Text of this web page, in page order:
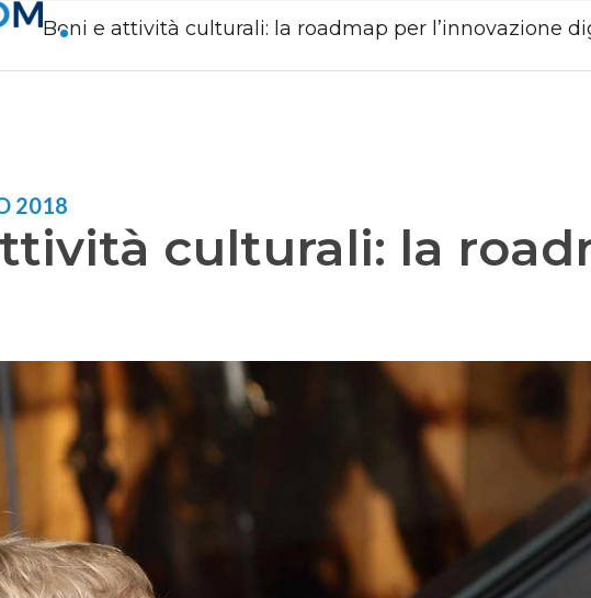
Beni e attività culturali: la roadmap per l’innovazione
2018
culturali: la